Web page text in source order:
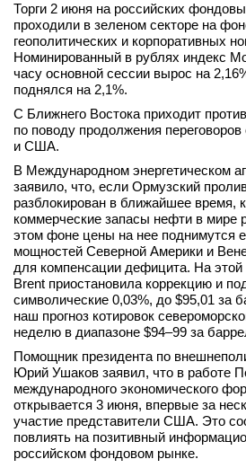
Мероприятия
Новости
Интервью
вконтакте
телеграм
Стать автором
Вход
Торги 2 июня на российских
проходили в зеленом секторе на
геополитических и корпоративных
Номинированный в рублях индекс
часу основной сессии вырос на
поднялся на 2,1%.
С Ближнего Востока приходит
по поводу продолжения
и США.
В Международном энергетическом
заявило, что, если Ормузский
разблокирован в ближайшее время,
коммерческие запасы нефти в мире
этом фоне цены на нее поднимутся
мощностей Северной Америки и
для компенсации дефицита. На
Brent приостановила коррекцию и
символические 0,03%, до $95,01 за
наш прогноз котировок
неделю в диапазоне $94–99 за
Помощник президента по
Юрий Ушаков заявил, что в работе
международного экономического
открывается 3 июня, впервые за
участие представители США. Это
повлиять на позитивный
российском фондовом рынке.